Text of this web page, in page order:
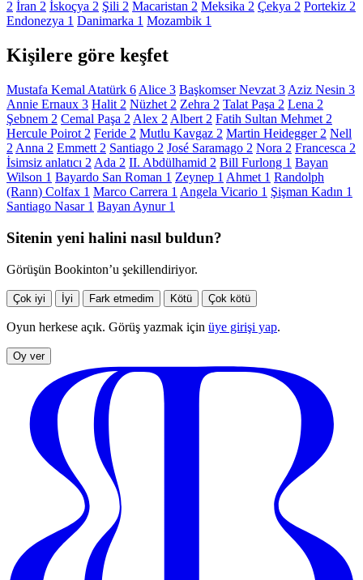
2 İran 2 İskoçya 2 Şili 2 Macaristan 2 Meksika 2 Çekya 2 Portekiz 2
Endonezya 1 Danimarka 1 Mozambik 1
Kişilere göre keşfet
Mustafa Kemal Atatürk 6 Alice 3 Başkomser Nevzat 3 Aziz Nesin 3
Annie Ernaux 3 Halit 2 Nüzhet 2 Zehra 2 Talat Paşa 2 Lena 2
Şebnem 2 Cemal Paşa 2 Alex 2 Albert 2 Fatih Sultan Mehmet 2
Hercule Poirot 2 Feride 2 Mutlu Kavgaz 2 Martin Heidegger 2 Nell
2 Anna 2 Emmett 2 Santiago 2 José Saramago 2 Nora 2 Francesca 2
İsimsiz anlatıcı 2 Ada 2 II. Abdülhamid 2 Bill Furlong 1 Bayan
Wilson 1 Bayardo San Roman 1 Zeynep 1 Ahmet 1 Randolph
(Rann) Colfax 1 Marco Carrera 1 Angela Vicario 1 Şişman Kadın 1
Santiago Nasar 1 Bayan Aynur 1
Sitenin yeni halini nasıl buldun?
Görüşün Bookinton’u şekillendiriyor.
Çok iyi İyi Fark etmedim Kötü Çok kötü
Oyun herkese açık. Görüş yazmak için üye girişi yap.
Oy ver